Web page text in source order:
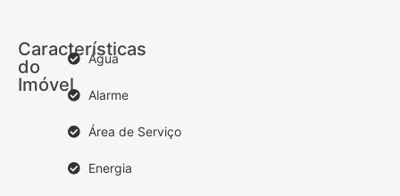
Características
do
Imóvel
Água
Alarme
Área de Serviço
Energia